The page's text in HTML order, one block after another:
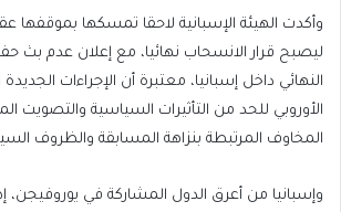
وأكدت الهيئة الإسبانية لاحقا تمسكها بموقفها
ليصبح قرار الانسحاب نهائيا، مع إعلان عدم بث
النهائي داخل إسبانيا، معتبرة أن الإجراءات الجديدة
الأوروبي للحد من التأثيرات السياسية والتصويت
المخاوف المرتبطة بنزاهة المسابقة والظروف
وإسبانيا من أعرق الدول المشاركة في يوروفيجن،